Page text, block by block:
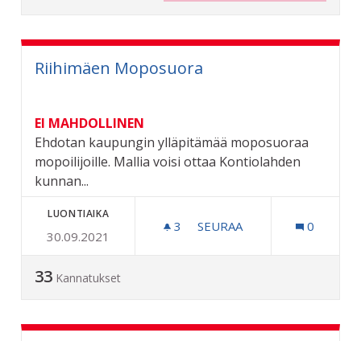
Riihimäen Moposuora
EI MAHDOLLINEN
Ehdotan kaupungin ylläpitämää moposuoraa
mopoilijoille. Mallia voisi ottaa Kontiolahden
kunnan...
LUONTIAIKA
30.09.2021
3 3 SEURAAJAA
SEURAA 0
33 Kannatukset